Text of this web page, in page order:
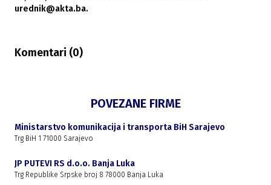
urednik@akta.ba.
Komentari (0)
POVEZANE FIRME
Ministarstvo komunikacija i transporta BiH Sarajevo
Trg BiH 1 71000 Sarajevo
JP PUTEVI RS d.o.o. Banja Luka
Trg Republike Srpske broj 8 78000 Banja Luka